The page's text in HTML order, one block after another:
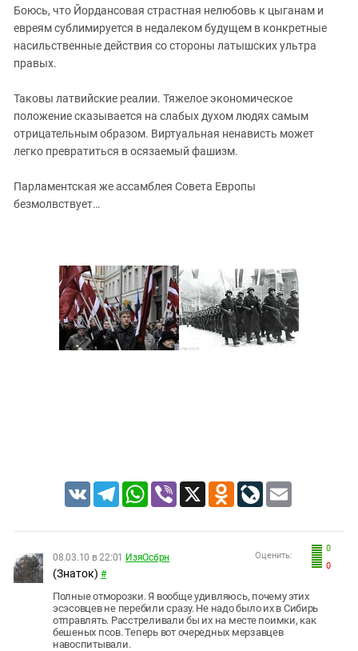
ЮФО
Боюсь, что Йордансовая страстная нелюбовь к цыганам и
евреям сублимируется в недалеком будущем в конкретные
насильственные действия со стороны латышских ультра
правых.
Таковы латвийские реалии. Тяжелое экономическое
положение сказывается на слабых духом людях самым
отрицательным образом. Виртуальная ненависть может
легко превратиться в осязаемый фашизм.
Парламентская же ассамблея Совета Европы
безмолвствует…
VK TelegramWhatsApp
Viber X Odnoklassniki
LiveJournal
Email
0
0
Оценить:
08.03.10 в 22:01 ИзяОсбрн
(Знаток) #
Полные отморозки. Я вообще удивляюсь, почему этих
эсэсовцев не перебили сразу. Не надо было их в Сибирь
отправлять. Расстреливали бы их на месте поимки, как
бешеных псов. Теперь вот очередных мерзавцев
навоспитывали.